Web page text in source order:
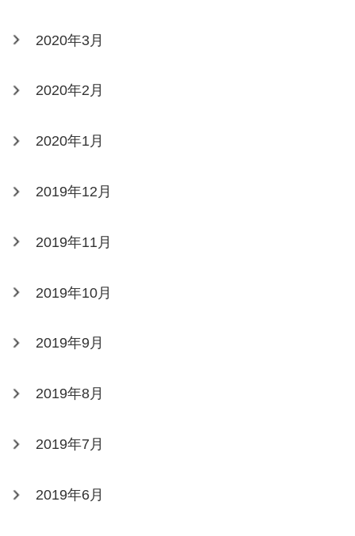
2020年3月
2020年2月
2020年1月
2019年12月
2019年11月
2019年10月
2019年9月
2019年8月
2019年7月
2019年6月